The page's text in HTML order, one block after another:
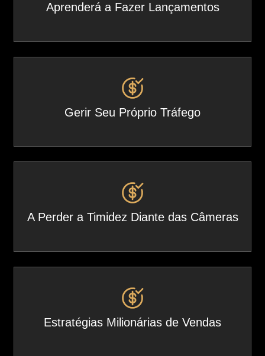
Aprenderá a Fazer Lançamentos
Gerir Seu Próprio Tráfego
A Perder a Timidez Diante das Câmeras
Estratégias Milionárias de Vendas